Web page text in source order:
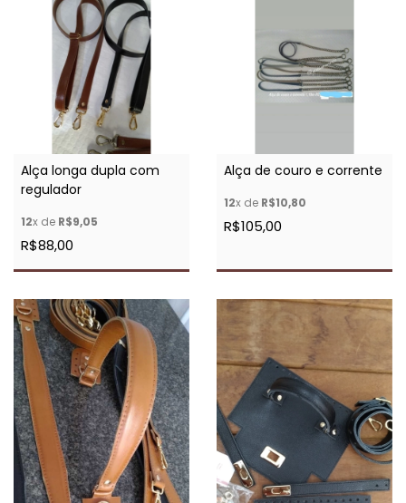
Alça longa dupla com
regulador
12x de R$9,05
R$88,00
Alça de couro e corrente
12x de R$10,80
R$105,00